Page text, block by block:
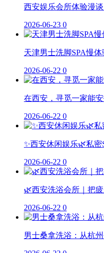
西安娱乐会所体验漫
2026-06-23 0
天津男士洗脚SPA慢
2026-06-22 0
在西安，寻觅一家能
2026-06-22 0
✨西安休闲娱乐🌿私
2026-06-22 0
🌿西安洗浴会所｜把
2026-06-22 0
男士桑拿洗浴：从杭